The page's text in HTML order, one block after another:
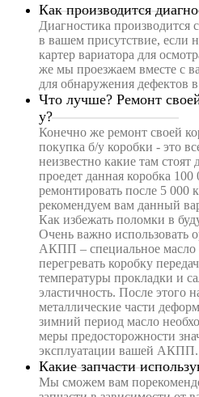
Как производится
Диагностика
в вашем присутствие, если
картер вариатора для
же мы проезжаем вместе с
для обнаружения дефектов
Что лучше? Ремонт
у?
Конечно же ремонт своей
покупка б/у коробки - это
неизвестно какие там стоят
проедет данная коробка
ремонтировать после 5
рекомендуем вам данный
Как избежать поломки в
Очень важно использовать
АКПП – специальное масло
перегревать коробку
температуры прокладки и
эластичность. После этого
металлические части
зимний период масло
меры предосторожности
эксплуатации вашей АКПП.
Какие запчасти
Мы сможем вам